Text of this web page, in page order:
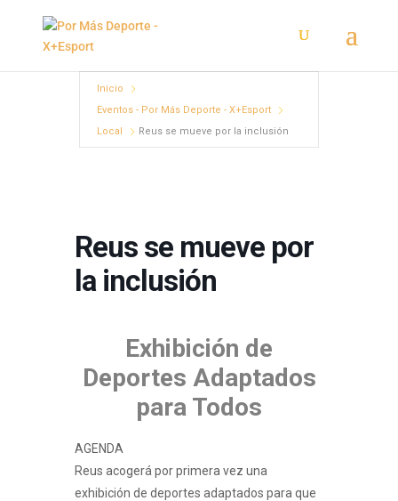
Inicio
Eventos - Por Más Deporte - X+Esport
Local
Reus se mueve por la inclusión
Reus se mueve por
la inclusión
Exhibición de
Deportes Adaptados
para Todos
AGENDA
Reus acogerá por primera vez una
exhibición de deportes adaptados para que